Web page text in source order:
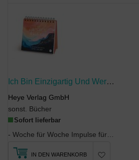
Ich Bin Einzigartig Und Wertvoll 2027 - 53 Affirmationskarten Für Das Jahr
Heye Verlag GmbH
sonst. Bücher
Sofort lieferbar
IN DEN WARENKORB